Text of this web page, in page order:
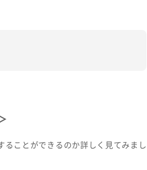
ることができるのか詳しく見てみまし